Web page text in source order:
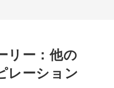
リー：他の
レーション